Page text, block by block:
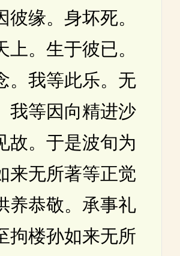
彼缘。身坏死。
上。生于彼已。
。我等此乐。无
我等因向精进沙
故。于是波旬为
来无所著等正觉
养恭敬。承事礼
拘楼孙如来无所